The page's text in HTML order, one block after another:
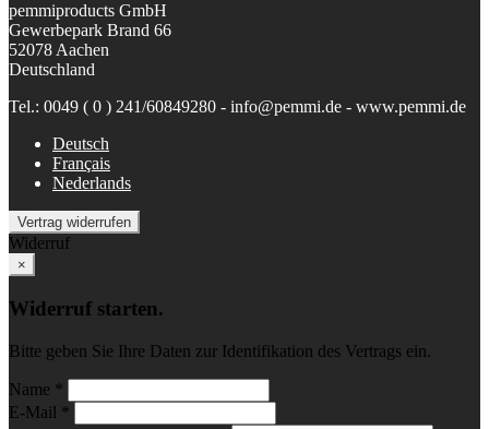
pemmiproducts GmbH
Gewerbepark Brand 66
52078 Aachen
Deutschland
Tel.: 0049 ( 0 ) 241/60849280 - info@pemmi.de - www.pemmi.de
Deutsch
Français
Nederlands
Vertrag widerrufen
Widerruf
×
Widerruf starten.
Bitte geben Sie Ihre Daten zur Identifikation des Vertrags ein.
Name *
E-Mail *